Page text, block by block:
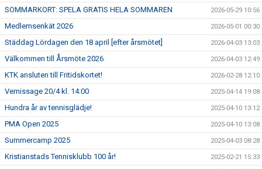
SOMMARKORT: SPELA GRATIS HELA SOMMAREN 2026-05-29 10:56
Medlemsenkät 2026 2026-05-01 00:30
Städdag Lördagen den 18 april [efter årsmötet] 2026-04-03 13:03
Välkommen till Årsmöte 2026 2026-04-03 12:49
KTK ansluten till Fritidskortet! 2026-02-28 12:10
Vernissage 20/4 kl. 14:00 2025-04-14 19:08
Hundra år av tennisglädje! 2025-04-10 13:12
PMA Open 2025 2025-04-10 13:08
Summercamp 2025 2025-04-03 08:28
Kristianstads Tennisklubb 100 år! 2025-02-21 15:33